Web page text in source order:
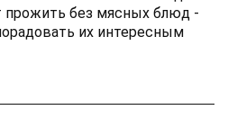
прожить без мясных блюд -
их интересным